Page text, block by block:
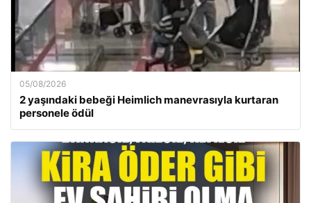
05/08/2026
2 yaşındaki bebeği Heimlich manevrasıyla kurtaran
personele ödül